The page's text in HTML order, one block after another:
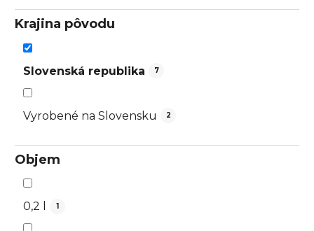
Krajina pôvodu
Slovenská republika 7
Vyrobené na Slovensku 2
Objem
0,2 l 1